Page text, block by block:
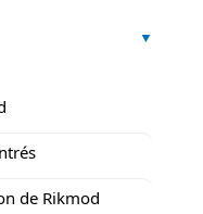
de Rikmod